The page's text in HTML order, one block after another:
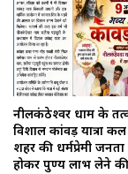
नीलकंठेश्वर धाम के
विशाल कांवड़ यात्रा कल
शहर की धर्मप्रेमी
होकर पुण्य लाभ लेने